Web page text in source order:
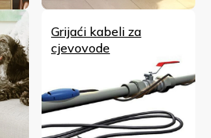
Grijaći kabeli za
cjevovode